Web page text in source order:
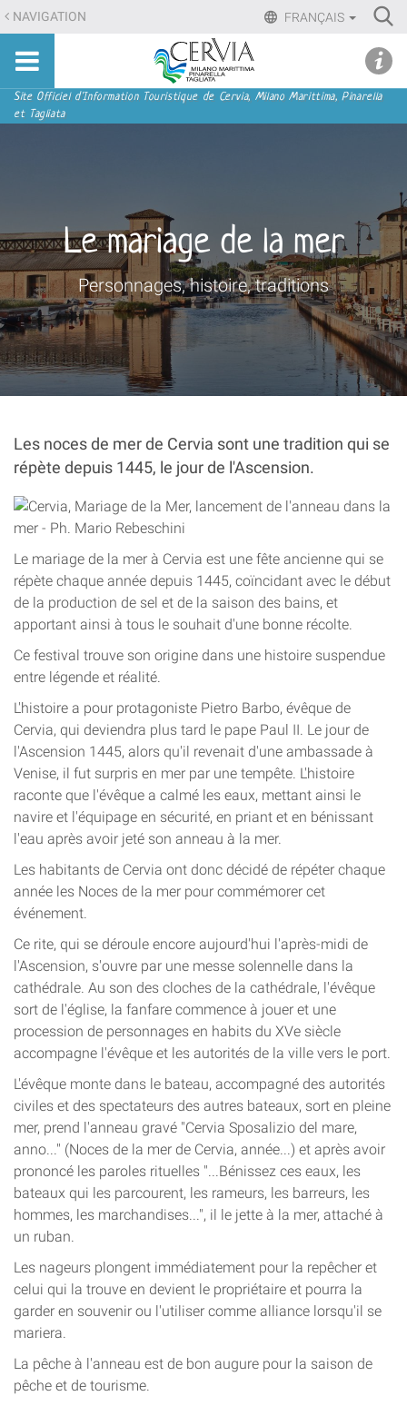
Aller
au
contenu.
Aller
à
FRANÇAIS
NAVIGATION
Sito
turistico
ufficiale
Tagliata
Navigation
Site Officiel d'Information Touristique de Cervia, Milano Marittima, Pinarella
et Tagliata
Le mariage de la mer
Personnages, histoire, traditions
Les noces de mer de Cervia sont une tradition qui se
répète depuis 1445, le jour de l'Ascension.
Le mariage de la mer à Cervia est une fête ancienne qui se
répète chaque année depuis 1445, coïncidant avec le début
de la production de sel et de la saison des bains, et
apportant ainsi à tous le souhait d'une bonne récolte.
Ce festival trouve son origine dans une histoire suspendue
entre légende et réalité.
L'histoire a pour protagoniste Pietro Barbo, évêque de
Cervia, qui deviendra plus tard le pape Paul II. Le jour de
l'Ascension 1445, alors qu'il revenait d'une ambassade à
Venise, il fut surpris en mer par une tempête. L'histoire
raconte que l'évêque a calmé les eaux, mettant ainsi le
navire et l'équipage en sécurité, en priant et en bénissant
l'eau après avoir jeté son anneau à la mer.
Les habitants de Cervia ont donc décidé de répéter chaque
année les Noces de la mer pour commémorer cet
événement.
Ce rite, qui se déroule encore aujourd'hui l'après-midi de
l'Ascension, s'ouvre par une messe solennelle dans la
cathédrale. Au son des cloches de la cathédrale, l'évêque
sort de l'église, la fanfare commence à jouer et une
procession de personnages en habits du XVe siècle
accompagne l'évêque et les autorités de la ville vers le port.
L'évêque monte dans le bateau, accompagné des autorités
civiles et des spectateurs des autres bateaux, sort en pleine
mer, prend l'anneau gravé "Cervia Sposalizio del mare,
anno..." (Noces de la mer de Cervia, année...) et après avoir
prononcé les paroles rituelles "...Bénissez ces eaux, les
bateaux qui les parcourent, les rameurs, les barreurs, les
hommes, les marchandises...", il le jette à la mer, attaché à
un ruban.
Les nageurs plongent immédiatement pour la repêcher et
celui qui la trouve en devient le propriétaire et pourra la
garder en souvenir ou l'utiliser comme alliance lorsqu'il se
mariera.
La pêche à l'anneau est de bon augure pour la saison de
pêche et de tourisme.
menu